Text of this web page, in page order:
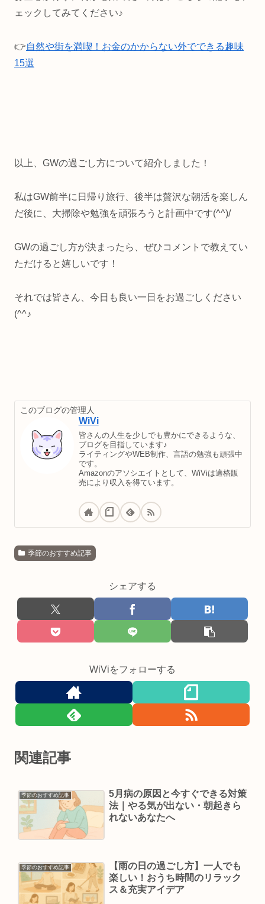
ェックしてみてください♪
👉自然や街を満喫！お金のかからない外でできる趣味
15選
以上、GWの過ごし方について紹介しました！
私はGW前半に日帰り旅行、後半は贅沢な朝活を楽しん
だ後に、大掃除や勉強を頑張ろうと計画中です(^^)/
GWの過ごし方が決まったら、ぜひコメントで教えてい
ただけると嬉しいです！
それでは皆さん、今日も良い一日をお過ごしください
(^^♪
このブログの管理人
WiVi
皆さんの人生を少しでも豊かにできるような、
ブログを目指しています♪
ライティングやWEB制作、言語の勉強も頑張中
です。
Amazonのアソシエイトとして、WiViは適格販
売により収入を得ています。
季節のおすすめ記事
シェアする
WiViをフォローする
関連記事
季節のおすすめ記事
5月病の原因と今すぐできる対策
法｜やる気が出ない・朝起きら
れないあなたへ
季節のおすすめ記事
【雨の日の過ごし方】一人でも
楽しい！おうち時間のリラック
ス＆充実アイデア